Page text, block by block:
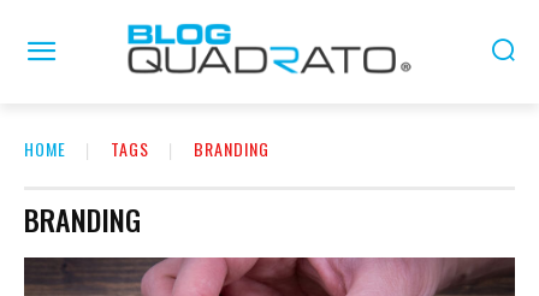
HOME TAGS BRANDING
BRANDING